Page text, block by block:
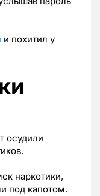
и похитил у
осудили
наркотики,
под капотом.